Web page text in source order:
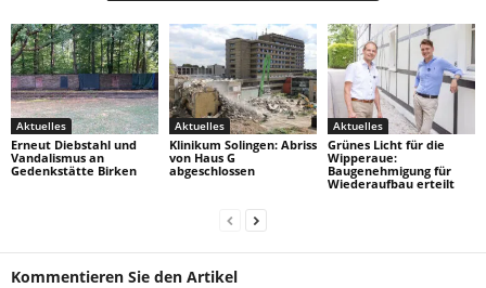
Aktuelles
Erneut Diebstahl und
Vandalismus an
Gedenkstätte Birken
Aktuelles
Klinikum Solingen: Abriss
von Haus G
abgeschlossen
Aktuelles
Grünes Licht für die
Wipperaue:
Baugenehmigung für
Wiederaufbau erteilt
Kommentieren Sie den Artikel